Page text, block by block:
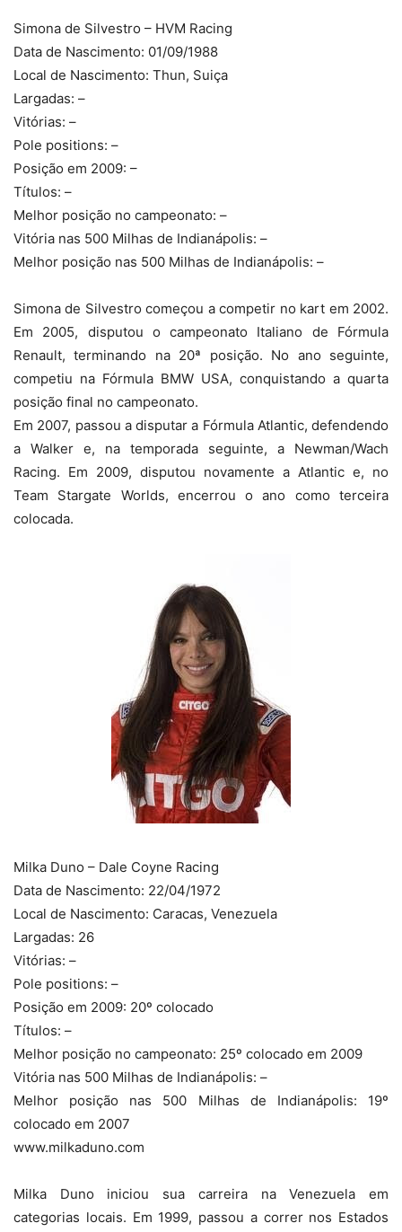
Simona de Silvestro – HVM Racing
Data de Nascimento: 01/09/1988
Local de Nascimento: Thun, Suiça
Largadas: –
Vitórias: –
Pole positions: –
Posição em 2009: –
Títulos: –
Melhor posição no campeonato: –
Vitória nas 500 Milhas de Indianápolis: –
Melhor posição nas 500 Milhas de Indianápolis: –
Simona de Silvestro começou a competir no kart em 2002.
Em 2005, disputou o campeonato Italiano de Fórmula
Renault, terminando na 20ª posição. No ano seguinte,
competiu na Fórmula BMW USA, conquistando a quarta
posição final no campeonato.
Em 2007, passou a disputar a Fórmula Atlantic, defendendo
a Walker e, na temporada seguinte, a Newman/Wach
Racing. Em 2009, disputou novamente a Atlantic e, no
Team Stargate Worlds, encerrou o ano como terceira
colocada.
Milka Duno – Dale Coyne Racing
Data de Nascimento: 22/04/1972
Local de Nascimento: Caracas, Venezuela
Largadas: 26
Vitórias: –
Pole positions: –
Posição em 2009: 20º colocado
Títulos: –
Melhor posição no campeonato: 25º colocado em 2009
Vitória nas 500 Milhas de Indianápolis: –
Melhor posição nas 500 Milhas de Indianápolis: 19º
colocado em 2007
www.milkaduno.com
Milka Duno iniciou sua carreira na Venezuela em
categorias locais. Em 1999, passou a correr nos Estados